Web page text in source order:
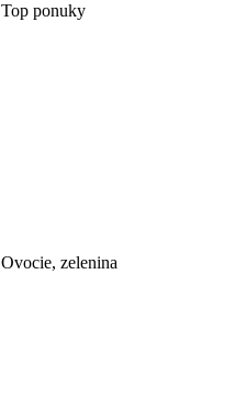
Top ponuky
Ovocie, zelenina